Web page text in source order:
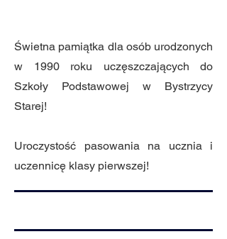
Świetna pamiątka dla osób urodzonych
w 1990 roku uczęszczających do
Szkoły Podstawowej w Bystrzycy
Starej!
Uroczystość pasowania na ucznia i
uczennicę klasy pierwszej!